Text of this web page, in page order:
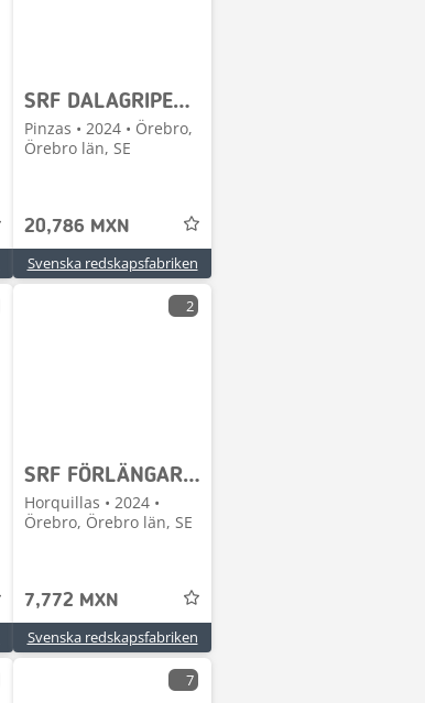
SRF DALAGRIPEN - ENTREPRENADGRIPAR
Pinzas • 2024 • Örebro,
Örebro län, SE
20,786 MXN
Svenska redskapsfabriken
2
SRF FÖRLÄNGARE - I LAGER
Horquillas • 2024 •
Örebro, Örebro län, SE
7,772 MXN
Svenska redskapsfabriken
7